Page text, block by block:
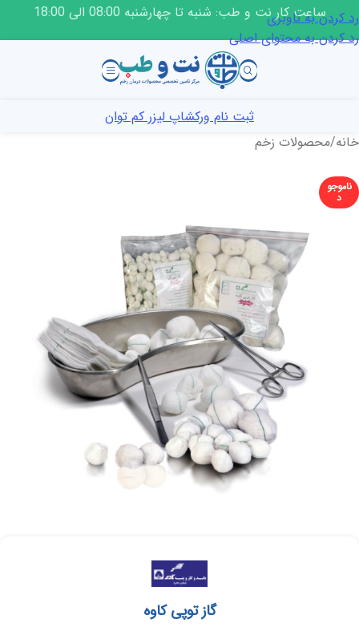
رد کردن به ناوبری
رد کردن به محتوای اصلی
ساعت کار نت و طب: شنبه تا چهارشنبه 08:00 الی 18:00
ثبت نام ورکشاپ لیزر کم توان
خانه/محصولات زخم
ناموجو
د
گاز توپی کاوه